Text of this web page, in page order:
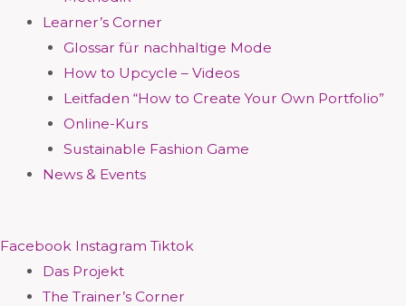
Learner’s Corner
Glossar für nachhaltige Mode
How to Upcycle – Videos
Leitfaden “How to Create Your Own Portfolio”
Online-Kurs
Sustainable Fashion Game
News & Events
Facebook Instagram Tiktok
Das Projekt
The Trainer’s Corner